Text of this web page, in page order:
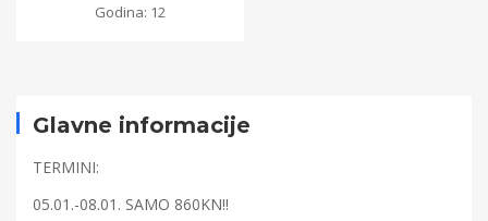
Godina: 12
Glavne informacije
TERMINI:
05.01.-08.01. SAMO 860KN!!